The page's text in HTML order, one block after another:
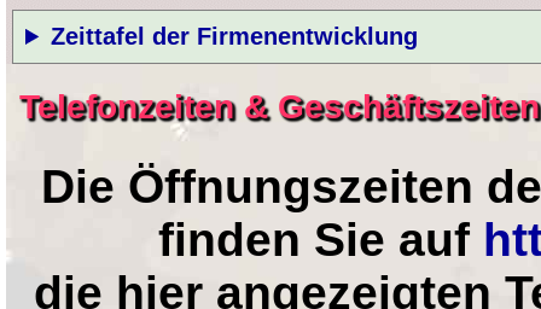
Zeittafel der Firmenentwicklung
Telefonzeiten & Geschäftszeiten
Die Öffnungszeiten
finden Sie auf
die hier angezeigten